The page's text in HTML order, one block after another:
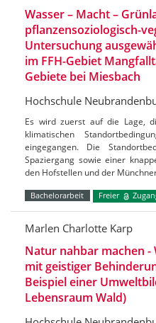
Wasser – Macht –
pflanzensoziologisch-
Untersuchung
im FFH-Gebiet
Gebiete bei Miesbach
Hochschule
Es wird zuerst auf die Lage,
klimatischen
eingegangen. Die
Spaziergang sowie einer
den Hofstellen und der
Bachelorarbeit Freier
Marlen Charlotte Karp
Natur nahbar machen -
mit geistiger
Beispiel einer
Lebensraum Wald)